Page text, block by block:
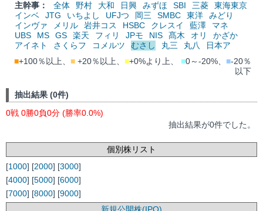
主幹事：
全体 野村 大和 日興 みずほ SBI 三菱
東海東京
インベ
JTG いちよし UFJつ 岡三 SMBC 東洋
みどり
インヴァ
メリル 岩井コス HSBC クレスイ 藍澤
マネ
UBS
MS GS 楽天 フィリ JPモ NIS 髙木 オリ
かざか
アイネト
さくらフ コメルツ むさし 丸三 丸八
日本ア
■+100％以上、 ■ +20％以上、 ■+0%より上、 ■0～-20%、 ■-20％
以下
抽出結果 (0件)
0戦 0勝0負0分 (勝率0.0%)
抽出結果が0件でした。
個別株リスト
[1000] [2000] [3000]
[4000] [5000] [6000]
[7000] [8000] [9000]